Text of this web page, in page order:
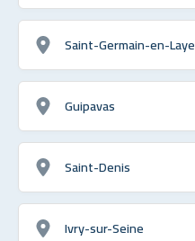
Saint-Germain-en-Laye
Guipavas
Saint-Denis
Ivry-sur-Seine